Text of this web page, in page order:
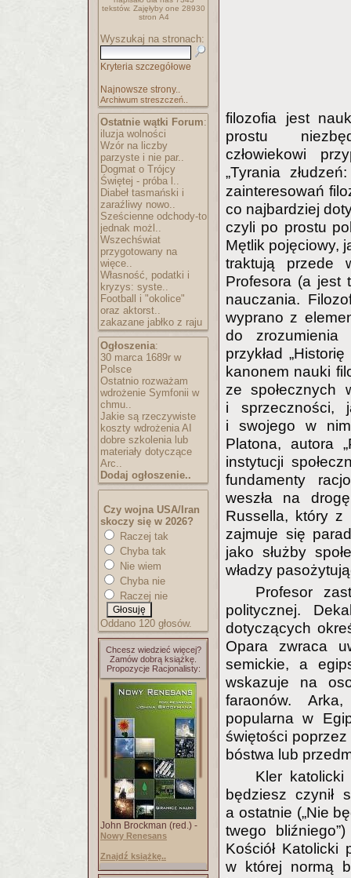
tekstów. Zajęłyby one 28930
stron A4
Wyszukaj na stronach:
Kryteria szczegółowe
Najnowsze strony..
Archiwum streszczeń..
Ostatnie wątki Forum:
iluzja wolności
Wzór na liczby
parzyste i nie par..
Dogmat o Trójcy
Świętej - próba l..
Diabeł tasmański i
zaraźliwy nowo..
Sześcienne odchody-to
jednak możl..
Wszechświat
przygotowany na
więce..
Własność, podatki i
kryzys: syste..
Football i "okolice"
oraz aktorst..
zakazane jabłko z raju
Ogłoszenia:
30 marca 1689r w
Polsce
Ostatnio rozważam
wdrożenie Symfonii w
chmu..
Jakie są rzeczywiste
koszty wdrożenia AI
dobre szkolenia lub
materiały dotyczące
Arc..
Dodaj ogłoszenie..
Czy wojna USA/Iran
skoczy się w 2026?
Raczej tak
Chyba tak
Nie wiem
Chyba nie
Raczej nie
Oddano 120 głosów.
Chcesz wiedzieć więcej?
Zamów dobrą książkę.
Propozycje Racjonalisty:
John Brockman (red.) -
Nowy Renesans
Znajdź książkę..
filozofia jest
prostu
człowiekowi
„Tyrania
zainteresowań
co najbardziej
czyli po prostu
Mętlik pojęciowy,
traktują przede
Profesora (a jest
nauczania.
wyprano z
do zrozumienia
przykład
kanonem nauki
ze społecznych
i sprzeczności,
i swojego w
Platona, autora
instytucji
fundamenty
weszła na
Russella, który z
zajmuje się
jako służby
władzy
Profesor
politycznej.
dotyczących
Opara zwraca
semickie, a
wskazuje na
faraonów.
popularna w
świętości
bóstwa lub
Kler katolicki
będziesz czynił
a ostatnie („Nie
twego
Kościół Katolicki
w której normą